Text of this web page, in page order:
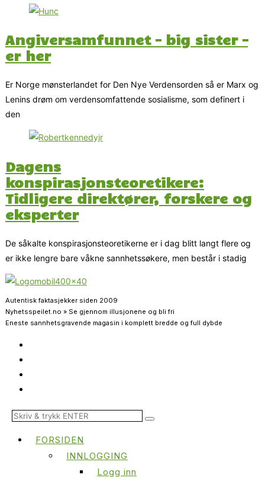
Angiversamfunnet – big sister –
er her
Er Norge mønsterlandet for Den Nye Verdensorden så er Marx og
Lenins drøm om verdensomfattende sosialisme, som definert i
den
Dagens
konspirasjonsteoretikere:
Tidligere direktører, forskere og
eksperter
De såkalte konspirasjonsteoretikerne er i dag blitt langt flere og
er ikke lengre bare våkne sannhetssøkere, men består i stadig
Autentisk faktasjekker siden 2009
Nyhetsspeilet.no » Se gjennom illusjonene og bli fri
Eneste sannhetsgravende magasin i komplett bredde og full dybde
FORSIDEN
INNLOGGING
Logg inn